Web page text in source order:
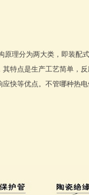
理分为两大类，即装配
其特点是生产工艺简单，
快等优点。不管哪种热电